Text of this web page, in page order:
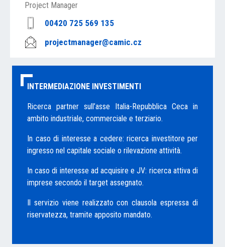
Project Manager
00420 725 569 135
projectmanager@camic.cz
INTERMEDIAZIONE INVESTIMENTI
Ricerca partner sull’asse Italia-Repubblica Ceca in
ambito industriale, commerciale e terziario.
In caso di interesse a cedere: ricerca investitore per
ingresso nel capitale sociale o rilevazione attività.
In caso di interesse ad acquisire e JV: ricerca attiva di
imprese secondo il target assegnato.
Il servizio viene realizzato con clausola espressa di
riservatezza, tramite apposito mandato.